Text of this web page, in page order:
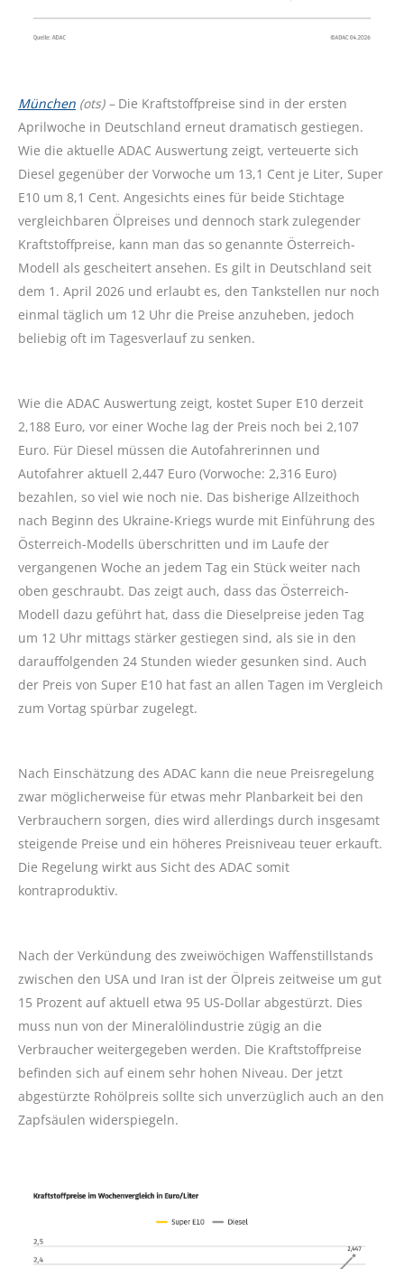
München (ots) – Die Kraftstoffpreise sind in der ersten
Aprilwoche in Deutschland erneut dramatisch gestiegen.
Wie die aktuelle ADAC Auswertung zeigt, verteuerte sich
Diesel gegenüber der Vorwoche um 13,1 Cent je Liter, Super
E10 um 8,1 Cent. Angesichts eines für beide Stichtage
vergleichbaren Ölpreises und dennoch stark zulegender
Kraftstoffpreise, kann man das so genannte Österreich-
Modell als gescheitert ansehen. Es gilt in Deutschland seit
dem 1. April 2026 und erlaubt es, den Tankstellen nur noch
einmal täglich um 12 Uhr die Preise anzuheben, jedoch
beliebig oft im Tagesverlauf zu senken.
Wie die ADAC Auswertung zeigt, kostet Super E10 derzeit
2,188 Euro, vor einer Woche lag der Preis noch bei 2,107
Euro. Für Diesel müssen die Autofahrerinnen und
Autofahrer aktuell 2,447 Euro (Vorwoche: 2,316 Euro)
bezahlen, so viel wie noch nie. Das bisherige Allzeithoch
nach Beginn des Ukraine-Kriegs wurde mit Einführung des
Österreich-Modells überschritten und im Laufe der
vergangenen Woche an jedem Tag ein Stück weiter nach
oben geschraubt. Das zeigt auch, dass das Österreich-
Modell dazu geführt hat, dass die Dieselpreise jeden Tag
um 12 Uhr mittags stärker gestiegen sind, als sie in den
darauffolgenden 24 Stunden wieder gesunken sind. Auch
der Preis von Super E10 hat fast an allen Tagen im Vergleich
zum Vortag spürbar zugelegt.
Nach Einschätzung des ADAC kann die neue Preisregelung
zwar möglicherweise für etwas mehr Planbarkeit bei den
Verbrauchern sorgen, dies wird allerdings durch insgesamt
steigende Preise und ein höheres Preisniveau teuer erkauft.
Die Regelung wirkt aus Sicht des ADAC somit
kontraproduktiv.
Nach der Verkündung des zweiwöchigen Waffenstillstands
zwischen den USA und Iran ist der Ölpreis zeitweise um gut
15 Prozent auf aktuell etwa 95 US-Dollar abgestürzt. Dies
muss nun von der Mineralölindustrie zügig an die
Verbraucher weitergegeben werden. Die Kraftstoffpreise
befinden sich auf einem sehr hohen Niveau. Der jetzt
abgestürzte Rohölpreis sollte sich unverzüglich auch an den
Zapfsäulen widerspiegeln.